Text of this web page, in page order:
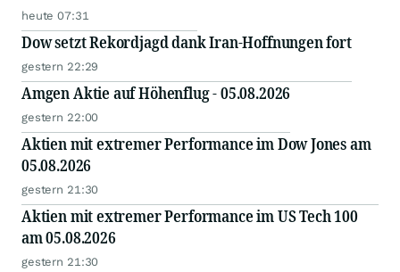
heute 07:31
Dow setzt Rekordjagd dank Iran-Hoffnungen fort
gestern 22:29
Amgen Aktie auf Höhenflug - 05.08.2026
gestern 22:00
Aktien mit extremer Performance im Dow Jones am
05.08.2026
gestern 21:30
Aktien mit extremer Performance im US Tech 100
am 05.08.2026
gestern 21:30